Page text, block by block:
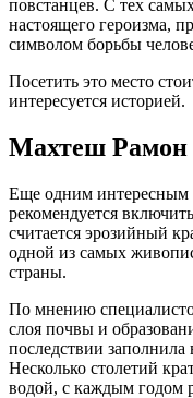
повстанцев. С тех
настоящего героизма,
символом борьбы
Посетить это место
интересуется историей.
Махтеш Рамон
Еще одним интересным
рекомендуется
считается эрозийный
одной из самых
страны.
По мнению
слоя почвы и
последствии заполнила
Несколько столетий
водой, с каждым годом